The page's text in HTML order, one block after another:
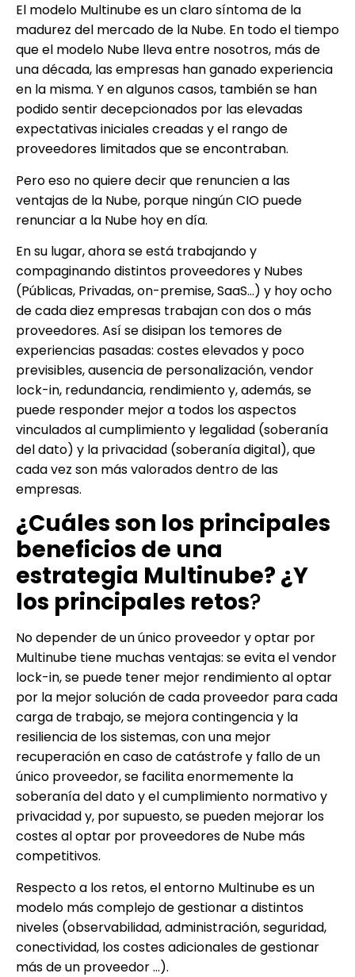
El modelo Multinube es un claro síntoma de la
madurez del mercado de la Nube. En todo el tiempo
que el modelo Nube lleva entre nosotros, más de
una década, las empresas han ganado experiencia
en la misma. Y en algunos casos, también se han
podido sentir decepcionados por las elevadas
expectativas iniciales creadas y el rango de
proveedores limitados que se encontraban.
Pero eso no quiere decir que renuncien a las
ventajas de la Nube, porque ningún CIO puede
renunciar a la Nube hoy en día.
En su lugar, ahora se está trabajando y
compaginando distintos proveedores y Nubes
(Públicas, Privadas, on-premise, SaaS…) y hoy ocho
de cada diez empresas trabajan con dos o más
proveedores. Así se disipan los temores de
experiencias pasadas: costes elevados y poco
previsibles, ausencia de personalización, vendor
lock-in, redundancia, rendimiento y, además, se
puede responder mejor a todos los aspectos
vinculados al cumplimiento y legalidad (soberanía
del dato) y la privacidad (soberanía digital), que
cada vez son más valorados dentro de las
empresas.
¿Cuáles son los principales
beneficios de una
estrategia Multinube? ¿Y
los principales retos?
No depender de un único proveedor y optar por
Multinube tiene muchas ventajas: se evita el vendor
lock-in, se puede tener mejor rendimiento al optar
por la mejor solución de cada proveedor para cada
carga de trabajo, se mejora contingencia y la
resiliencia de los sistemas, con una mejor
recuperación en caso de catástrofe y fallo de un
único proveedor, se facilita enormemente la
soberanía del dato y el cumplimiento normativo y
privacidad y, por supuesto, se pueden mejorar los
costes al optar por proveedores de Nube más
competitivos.
Respecto a los retos, el entorno Multinube es un
modelo más complejo de gestionar a distintos
niveles (observabilidad, administración, seguridad,
conectividad, los costes adicionales de gestionar
más de un proveedor …).